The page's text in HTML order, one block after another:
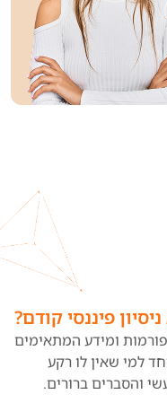
פיננסי קודם?
ומידע המתאימים
למי שאין לו רקע
והסברים ברורים.